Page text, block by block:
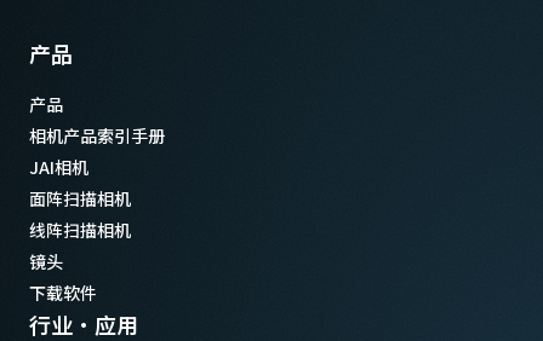
产品
产品
相机产品索引手册
JAI相机
面阵扫描相机
线阵扫描相机
镜头
下载软件
行业·应用